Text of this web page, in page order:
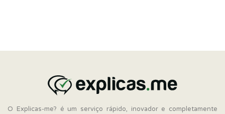
O Explicas-me? é um serviço rápido, inovador e completamente